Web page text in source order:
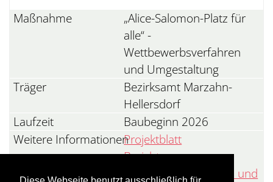
„Alice-Salomon-Platz für
alle“ -
Wettbewerbsverfahren
und Umgestaltung
Bezirksamt Marzahn-
Hellersdorf
Baubeginn 2026
Projektblatt
Bericht zu
Beteiligungsverfahren und